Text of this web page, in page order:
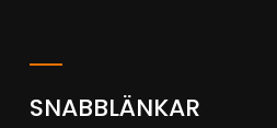
SNABBLÄNKAR